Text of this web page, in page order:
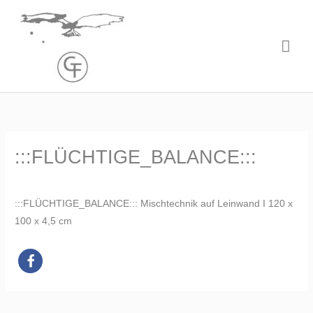
Inhalt
:::FLÜCHTIGE_BALANCE:::
:::FLÜCHTIGE_BALANCE::: Mischtechnik auf Leinwand I 120 x
100 x 4,5 cm